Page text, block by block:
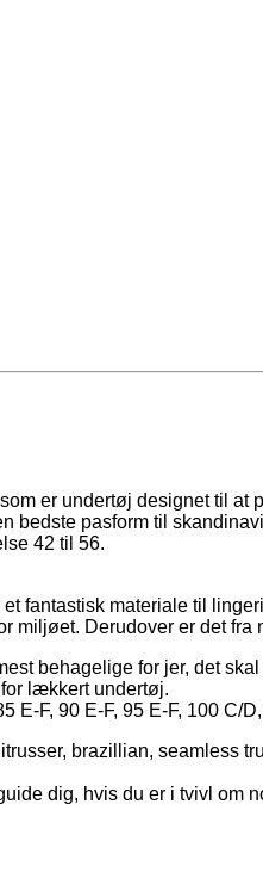
er undertøj designet til at
bedste pasform til
42 til 56.
fantastisk materiale til
miljøet. Derudover er det
behagelige for jer, det
lækkert undertøj.
E-F, 90 E-F, 95 E-F, 100
brazillian, seamless
dig, hvis du er i tvivl om